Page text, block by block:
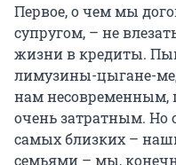
Первое, о чем мы
супругом, – не
жизни в кредиты.
лимузины-цыгане-
нам несовременным,
очень затратным. Но
самых близких –
семьями – мы,